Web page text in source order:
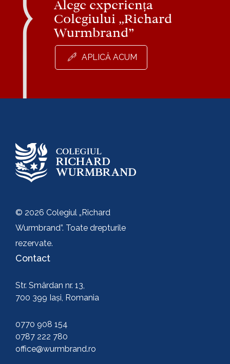
Alege experiența
Colegiului „Richard
Wurmbrand”
APLICĂ ACUM
© 2026 Colegiul „Richard
Wurmbrand”. Toate drepturile
rezervate.
Contact
Str. Smârdan nr. 13,
700 399 Iași, Romania
0770 908 154
0787 222 780
office@wurmbrand.ro